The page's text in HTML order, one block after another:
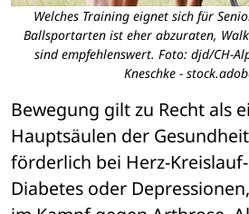
Welches Training eignet sich für
Ballsportarten ist eher abzuraten,
sind empfehlenswert. Foto: djd/CH-
Kneschke -
Bewegung gilt zu Recht als
Hauptsäulen der
förderlich bei Herz-
Diabetes oder